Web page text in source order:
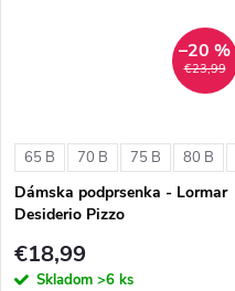
€23,99
–20 %
65 B 70 B 75 B 80 B
Dámska podprsenka - Lormar
Desiderio Pizzo
€18,99
Skladom >6 ks